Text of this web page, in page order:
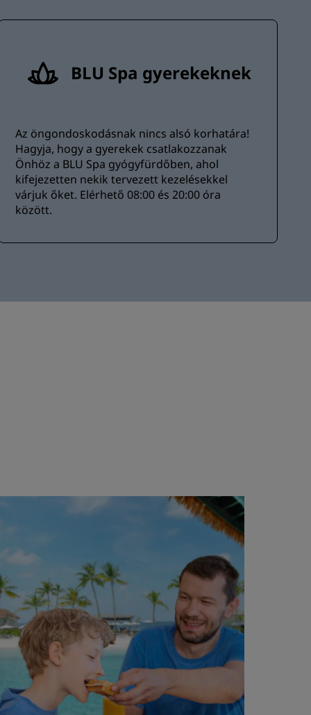
BLU Spa gyerekeknek
Az öngondoskodásnak nincs alsó korhatára!
Hagyja, hogy a gyerekek csatlakozzanak
Önhöz a BLU Spa gyógyfürdőben, ahol
kifejezetten nekik tervezett kezelésekkel
várjuk őket. Elérhető 08:00 és 20:00 óra
között.